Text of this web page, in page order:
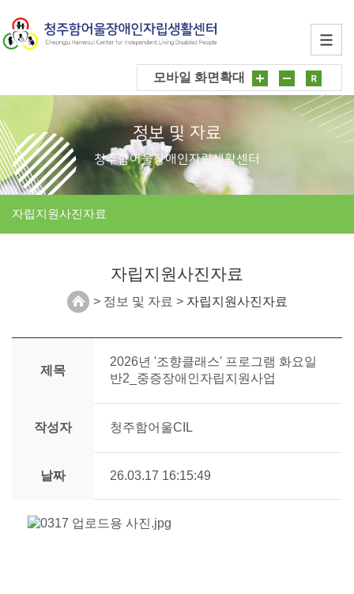
모바일 화면확대
정보 및 자료
청주함어울장애인자립생활센터
자립지원사진자료
자립지원사진자료
> 정보 및 자료 > 자립지원사진자료
제목
2026년 '조향클래스' 프로그램 화요일
반2_중증장애인자립지원사업
작성자 청주함어울CIL
날짜 26.03.17 16:15:49